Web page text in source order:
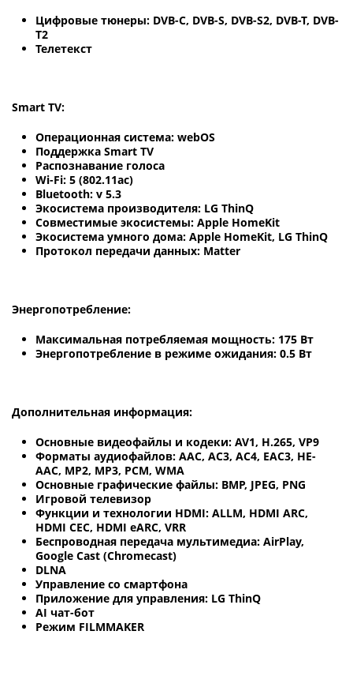
Цифровые тюнеры: DVB-C, DVB-S, DVB-S2, DVB-T, DVB-
T2
Телетекст
Smart TV:
Операционная система: webOS
Поддержка Smart TV
Распознавание голоса
Wi-Fi: 5 (802.11ac)
Bluetooth: v 5.3
Экосистема производителя: LG ThinQ
Совместимые экосистемы: Apple HomeKit
Экосистема умного дома: Apple HomeKit, LG ThinQ
Протокол передачи данных: Matter
Энергопотребление:
Максимальная потребляемая мощность: 175 Вт
Энергопотребление в режиме ожидания: 0.5 Вт
Дополнительная информация:
Основные видеофайлы и кодеки: AV1, H.265, VP9
Форматы аудиофайлов: AAC, AC3, AC4, EAC3, HE-
AAC, MP2, MP3, PCM, WMA
Основные графические файлы: BMP, JPEG, PNG
Игровой телевизор
Функции и технологии HDMI: ALLM, HDMI ARC,
HDMI CEC, HDMI eARC, VRR
Беспроводная передача мультимедиа: AirPlay,
Google Cast (Chromecast)
DLNA
Управление со смартфона
Приложение для управления: LG ThinQ
AI чат-бот
Режим FILMMAKER